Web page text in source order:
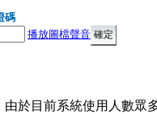
碼
播放圖檔聲音
由於目前系統使用人數眾